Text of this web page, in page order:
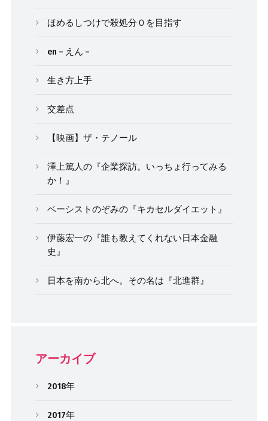
ほめるしつけで殺処分０を目指す
en – えん –
生き方上手
交差点
【映画】ザ・テノール
澤上篤人の『企業探訪。いっちょ行ってみる
か！』
ベーシストのぞみの『キカセルダイエット』
伊藤宏一の『誰も教えてくれない日本金融
史』
日本を南から北へ。その名は『北進群』
アーカイブ
2018年
2017年